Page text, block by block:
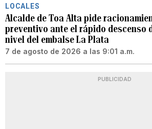
LOCALES
Alcalde de Toa Alta pide
preventivo ante el rápido descenso
nivel del embalse La Plata
7 de agosto de 2026 a las 9:01 a.m.
PUBLICIDAD